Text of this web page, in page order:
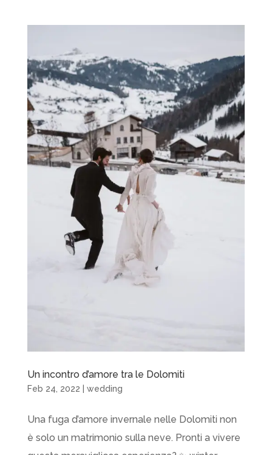
Un incontro d’amore tra le Dolomiti
Feb 24, 2022 wedding
Una fuga d’amore invernale nelle Dolomiti non
è solo un matrimonio sulla neve. Pronti a vivere